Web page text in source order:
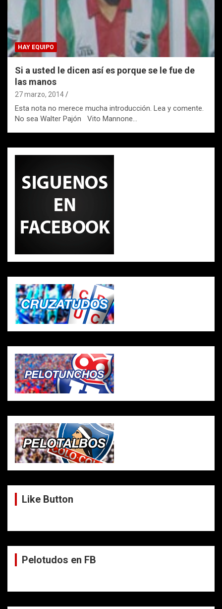
HAY EQUIPO
Si a usted le dicen así es porque se le fue de
las manos
27 marzo, 2014
Esta nota no merece mucha introducción. Lea y comente.
No sea Walter Pajón Vito Mannone…
Like Button
Pelotudos en FB